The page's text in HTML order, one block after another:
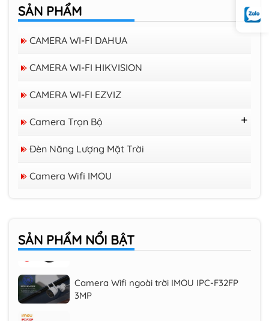
SẢN PHẨM
CAMERA WI-FI DAHUA
CAMERA WI-FI HIKVISION
CAMERA WI-FI EZVIZ
Camera Trọn Bộ
Trọn Bộ 08 Camera
Trọn Bộ 04 Camera
Đèn Năng Lượng Mặt Trời
Camera Wifi IMOU
SẢN PHẨM NỔI BẬT
Camera Wifi trong nhà EZVIZ H6C 3K
(IPC-K7FP-3H0WE), quay quét 360 độ
3MP